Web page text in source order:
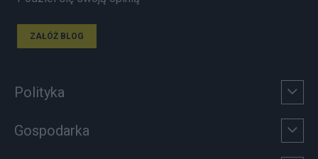
ZAŁÓŻ BLOG
Polityka
Gospodarka